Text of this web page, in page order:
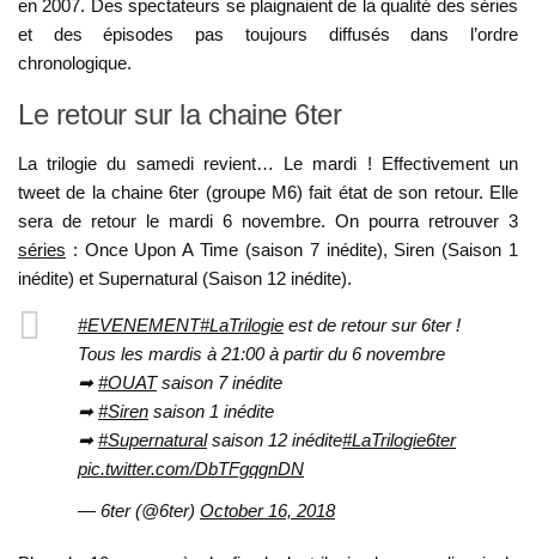
en 2007. Des spectateurs se plaignaient de la qualité des séries
et des épisodes pas toujours diffusés dans l’ordre
chronologique.
Le retour sur la chaine 6ter
La trilogie du samedi revient… Le mardi ! Effectivement un
tweet de la chaine 6ter (groupe M6) fait état de son retour. Elle
sera de retour le mardi 6 novembre. On pourra retrouver 3
séries : Once Upon A Time (saison 7 inédite), Siren (Saison 1
inédite) et Supernatural (Saison 12 inédite).
#EVENEMENT#LaTrilogie est de retour sur 6ter !
Tous les mardis à 21:00 à partir du 6 novembre
➡#OUATsaison 7 inédite
➡#Siren saison 1 inédite
➡#Supernaturalsaison 12 inédite#LaTrilogie6ter
pic.twitter.com/DbTFgqgnDN
— 6ter (@6ter) October 16, 2018